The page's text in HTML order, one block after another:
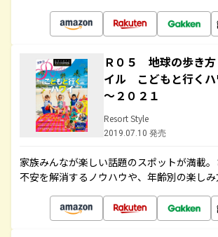
Ｒ０５ 地球の歩き
イル こどもと行く
～２０２１
Resort Style
2019.07.10 発売
家族みんなが楽しい話題のスポットが満載
不安を解消するノウハウや、年齢別の楽しみ